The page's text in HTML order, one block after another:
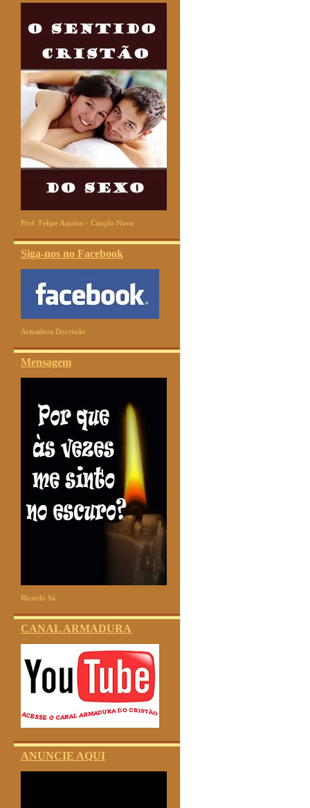
Prof. Felipe Aquino - Canção Nova
Siga-nos no Facebook
Armadura Docristão
Mensagem
Ricardo Sá
CANAL ARMADURA
ANUNCIE AQUI